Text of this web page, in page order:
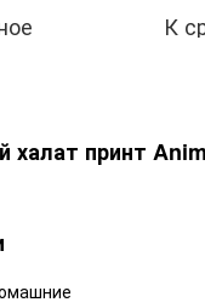
К
халат принт